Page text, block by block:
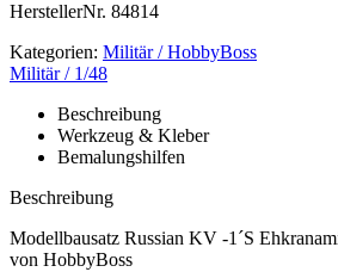
HerstellerNr. 84814
Kategorien: Militär / HobbyBoss
Militär / 1/48
Beschreibung
Werkzeug & Kleber
Bemalungshilfen
Beschreibung
Modellbausatz Russian KV -1´S
von HobbyBoss